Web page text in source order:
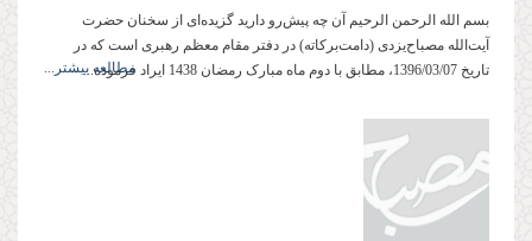
بسم الله الرحمن الرحیم آن چه پیش‌رو دارید گزیده‌ای از سخنان حضرت
آیت‌الله مصباح‌یزدی (دامت‌بركاته) در دفتر مقام معظم رهبری است كه در
تاریخ 1396/03/07، مطابق با دوم ماه مبارک رمضان 1438 ایراد فرموده‌...
مطالعه بیشتر...